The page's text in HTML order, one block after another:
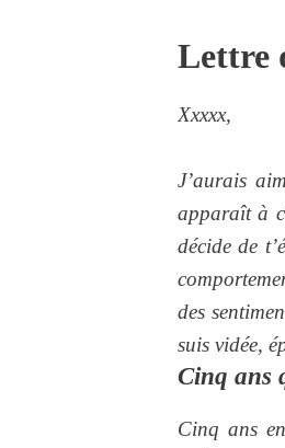
Lettre
Xxxxx,
J’aurais
apparaît à
décide de
des
suis vidée,
Cinq ans
Cinq ans